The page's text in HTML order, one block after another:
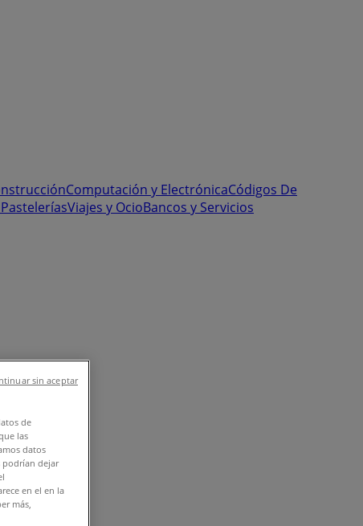
Computación y ElectrónicaCódigos De
Viajes y OcioBancos y Servicios
de
las
datos
podrían dejar
en el en la
más,
sin aceptar